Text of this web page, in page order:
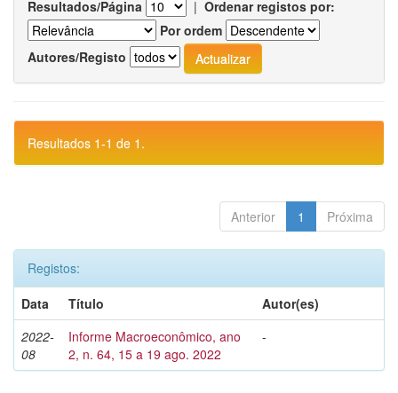
Resultados/Página | Ordenar registos por:
Por ordem
Autores/Registo
Resultados 1-1 de 1.
Anterior 1 Próxima
Registos:
Data
Título
Autor(es)
2022-
08
Informe Macroeconômico, ano
2, n. 64, 15 a 19 ago. 2022
-